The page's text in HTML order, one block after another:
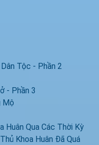
Tộc - Phần 2
- Phần 3
Mộ
Huân Qua Các Thời Kỳ
Khoa Huân Đã Quá